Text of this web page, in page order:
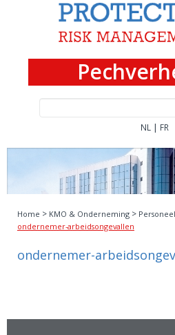
NL | FR
Home > KMO & Onderneming > Personeel
ondernemer-arbeidsongevallen
ondernemer-